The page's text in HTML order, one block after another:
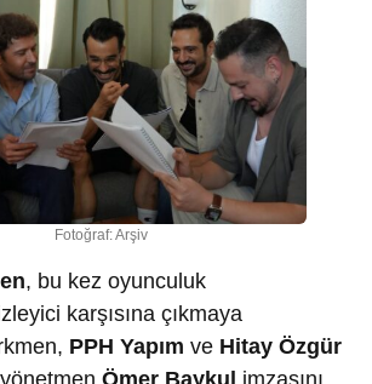
Fotoğraf: Arşiv
, bu kez oyunculuk
karşısına çıkmaya
PPH Yapım ve Hitay Özgür
yönetmen Ömer Baykul imzasını